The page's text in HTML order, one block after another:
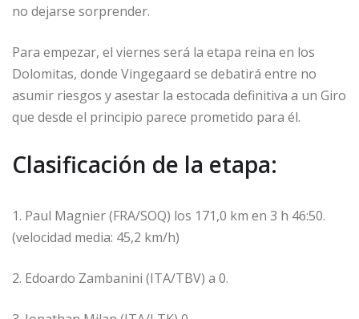
no dejarse sorprender.
Para empezar, el viernes será la etapa reina en los
Dolomitas, donde Vingegaard se debatirá entre no
asumir riesgos y asestar la estocada definitiva a un Giro
que desde el principio parece prometido para él.
Clasificación de la etapa:
1. Paul Magnier (FRA/SOQ) los 171,0 km en 3 h 46:50.
(velocidad media: 45,2 km/h)
2. Edoardo Zambanini (ITA/TBV) a 0.